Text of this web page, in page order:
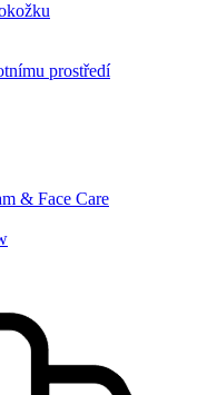
prostředí
& Face Care